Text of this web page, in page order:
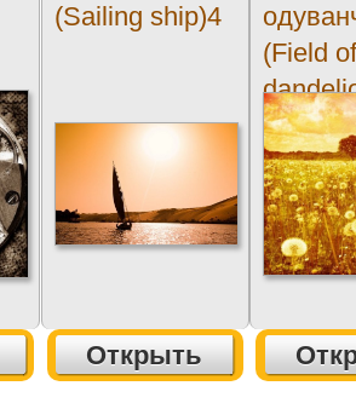
(Sailing ship)4
Открыть
(Field